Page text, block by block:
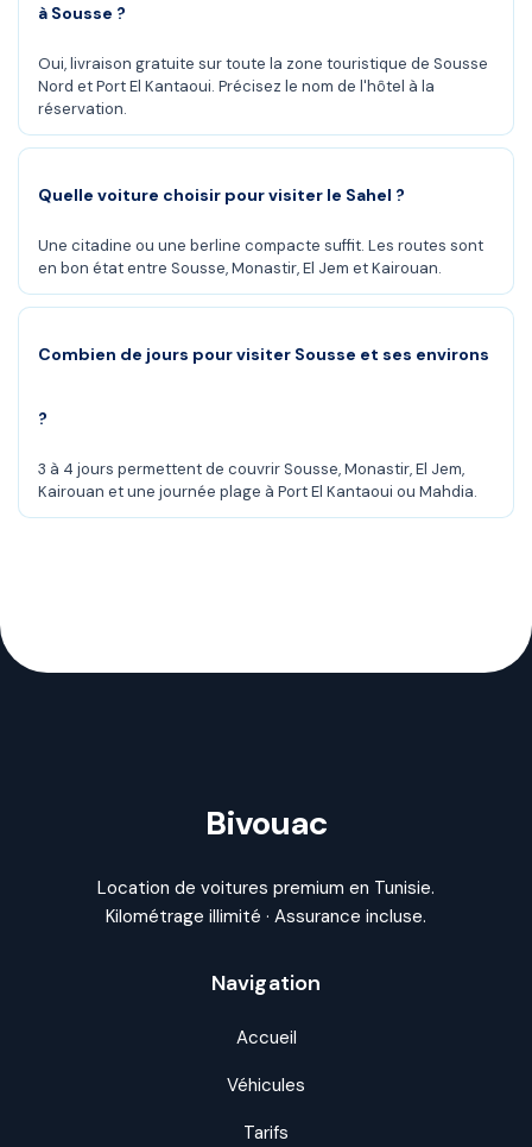
à Sousse ?
Oui, livraison gratuite sur toute la zone touristique de Sousse
Nord et Port El Kantaoui. Précisez le nom de l'hôtel à la
réservation.
Quelle voiture choisir pour visiter le Sahel ?
Une citadine ou une berline compacte suffit. Les routes sont
en bon état entre Sousse, Monastir, El Jem et Kairouan.
Combien de jours pour visiter Sousse et ses environs
?
3 à 4 jours permettent de couvrir Sousse, Monastir, El Jem,
Kairouan et une journée plage à Port El Kantaoui ou Mahdia.
Bivouac
Location de voitures premium en Tunisie.
Kilométrage illimité · Assurance incluse.
Navigation
Accueil
Véhicules
Tarifs